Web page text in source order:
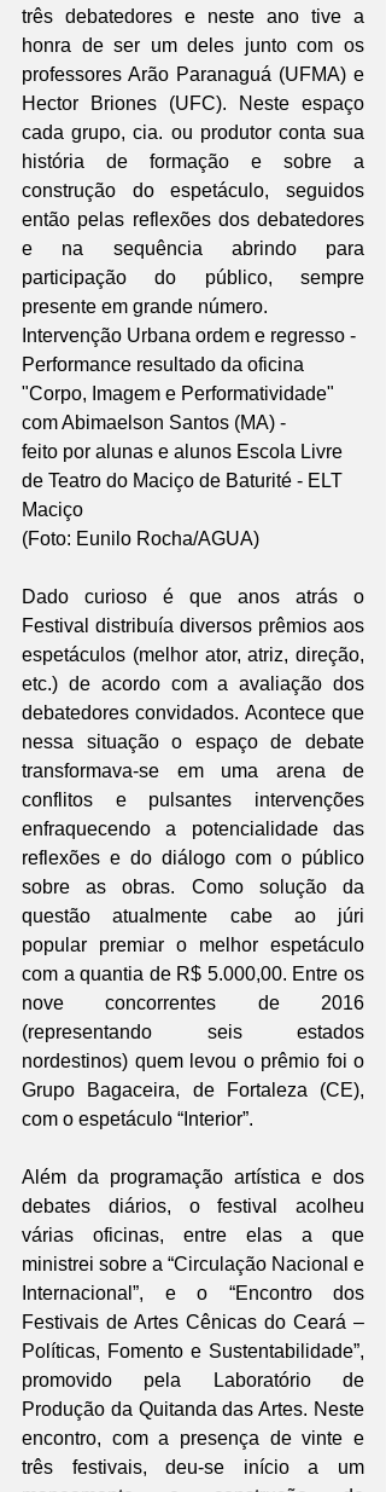
três debatedores e neste ano tive a
honra de ser um deles junto com os
professores Arão Paranaguá (UFMA) e
Hector Briones (UFC). Neste espaço
cada grupo, cia. ou produtor conta sua
história de formação e sobre a
construção do espetáculo, seguidos
então pelas reflexões dos debatedores
e na sequência abrindo para
participação do público, sempre
presente em grande número.
Intervenção Urbana ordem e regresso -
Performance resultado da oficina
"Corpo, Imagem e Performatividade"
com Abimaelson Santos (MA) -
feito por alunas e alunos Escola Livre
de Teatro do Maciço de Baturité - ELT
Maciço
(Foto: Eunilo Rocha/AGUA)
Dado curioso é que anos atrás o
Festival distribuía diversos prêmios aos
espetáculos (melhor ator, atriz, direção,
etc.) de acordo com a avaliação dos
debatedores convidados. Acontece que
nessa situação o espaço de debate
transformava-se em uma arena de
conflitos e pulsantes intervenções
enfraquecendo a potencialidade das
reflexões e do diálogo com o público
sobre as obras. Como solução da
questão atualmente cabe ao júri
popular premiar o melhor espetáculo
com a quantia de R$ 5.000,00. Entre os
nove concorrentes de 2016
(representando seis estados
nordestinos) quem levou o prêmio foi o
Grupo Bagaceira, de Fortaleza (CE),
com o espetáculo “Interior”.
Além da programação artística e dos
debates diários, o festival acolheu
várias oficinas, entre elas a que
ministrei sobre a “Circulação Nacional e
Internacional”, e o “Encontro dos
Festivais de Artes Cênicas do Ceará –
Políticas, Fomento e Sustentabilidade”,
promovido pela Laboratório de
Produção da Quitanda das Artes. Neste
encontro, com a presença de vinte e
três festivais, deu-se início a um